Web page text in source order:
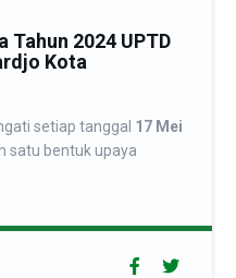
Tahun 2024 UPTD
Kota
setiap tanggal 17 Mei
satu bentuk upaya